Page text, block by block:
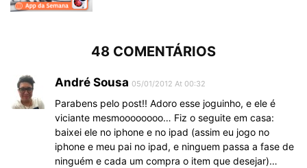
48 COMENTÁRIOS
André Sousa 05/01/2012 At 00:32
Parabens pelo post!! Adoro esse joguinho, e ele é
viciante mesmoooooooo… Fiz o seguite em casa:
baixei ele no iphone e no ipad (assim eu jogo no
iphone e meu pai no ipad, e ninguem passa a fase de
ninguém e cada um compra o item que desejar)…